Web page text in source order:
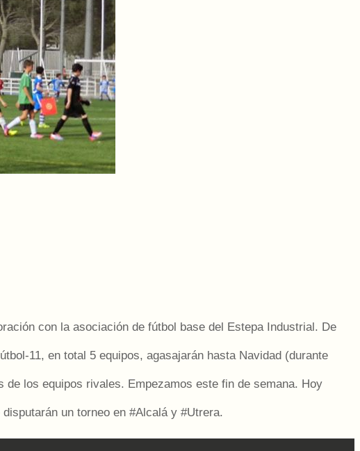
con la asociación de fútbol base del Estepa Industrial. De
11, en total 5 equipos, agasajarán hasta Navidad (durante
los equipos rivales. Empezamos este fin de semana. Hoy
un torneo en ‪#‎Alcalá‬ y ‪#‎Utrera‬.